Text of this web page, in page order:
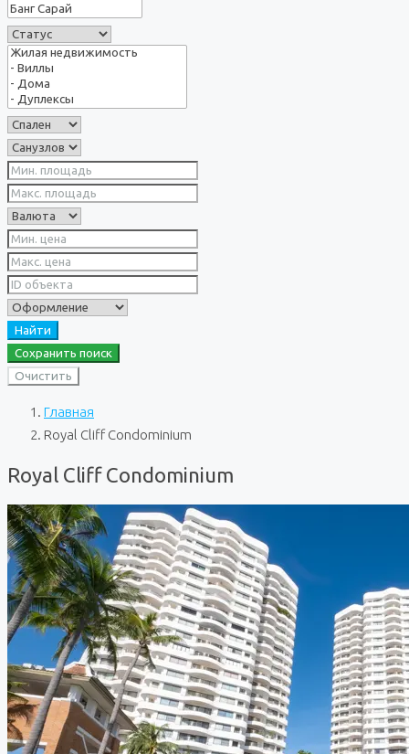
Найти
Сохранить поиск
Очистить
Главная
Royal Cliff Condominium
Royal Cliff Condominium